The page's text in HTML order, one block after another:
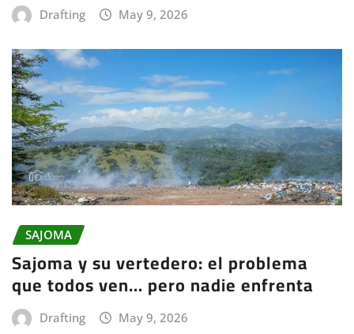
Drafting May 9, 2026
SAJOMA
Sajoma y su vertedero: el problema
que todos ven… pero nadie enfrenta
Drafting May 9, 2026